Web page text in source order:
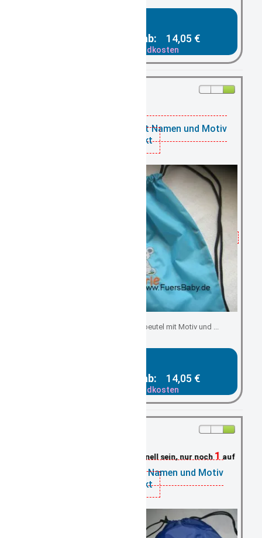
Gesamtpreis ab: 14,05 €
zzgl. Versandkosten
vorrätig:
Turnbeutel türkis mit Namen und Motiv
bestickt
Kindergartenbeutel/ Turnbeutel mit Motiv und ...
Gesamtpreis ab: 14,05 €
zzgl. Versandkosten
Schnell sein, nur noch1auf Lager
Turnbeutel blau mit Namen und Motiv
bestickt